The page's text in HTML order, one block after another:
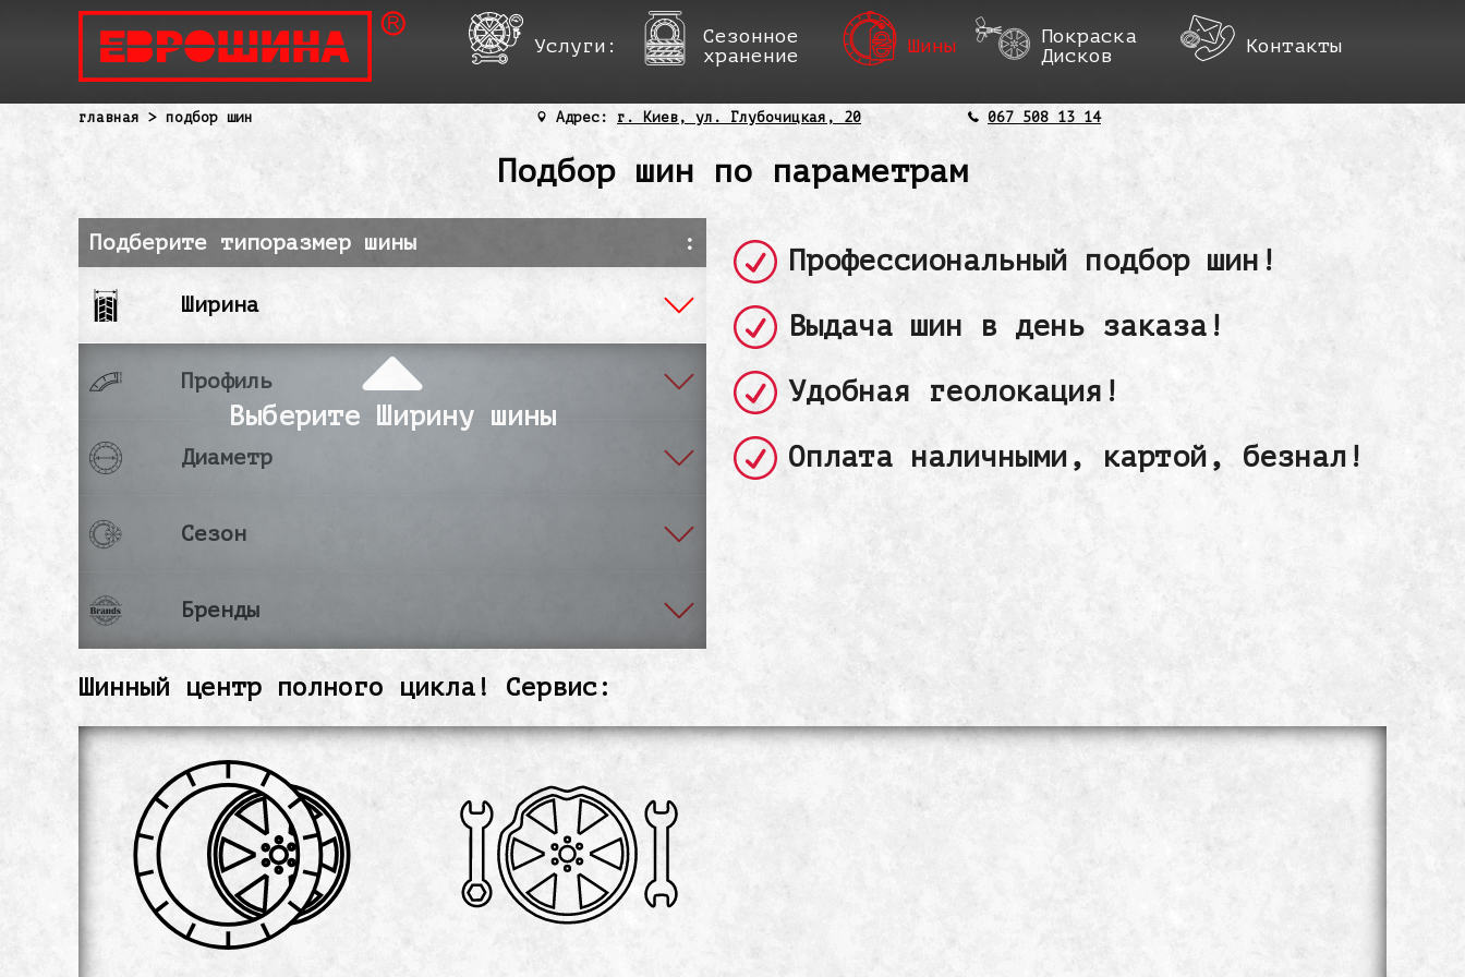
Услуги:
Сезонное
хранение
Шины
Покраска
Дисков
Контакты
главная > подбор шин Адрес: г. Киев, ул. Глубочицкая, 20 067 508 13 14
Подбор шин по параметрам
Подберите типоразмер шины :
Ширина
Профиль
Диаметр
Сезон
Бренды
Выберите Ширину шины
Профессиональный подбор шин!
Выдача шин в день заказа!
Удобная геолокация!
Оплата наличными, картой, безнал!
Шинный центр полного цикла! Сервис: